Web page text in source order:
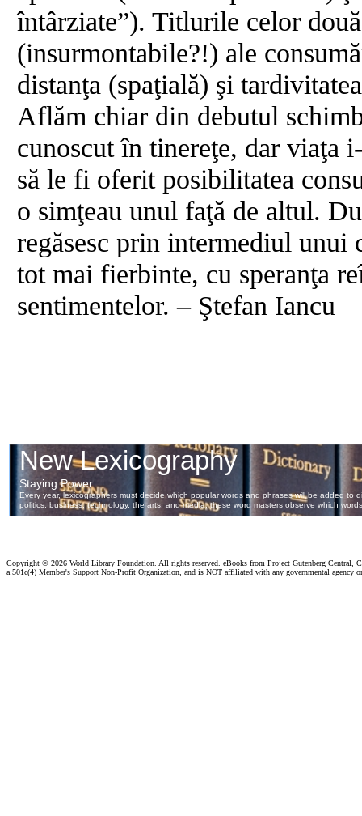
întârziate”). Titlurile celor
(insurmontabile?!) ale
distanţa (spaţială) şi
Aflăm chiar din debutul
cunoscut în tinereţe, dar viaţa
să le fi oferit posibilitatea
o simţeau unul faţă de altul.
regăsesc prin intermediul unui
tot mai fierbinte, cu speranţa
sentimentelor. – Ştefan Iancu
Copyright © 2026 World Library Foundation. All rights reserved. eBooks from Project Gutenberg Central,
a 501c(4) Member's Support Non-Profit Organization, and is NOT affiliated with any governmental agency